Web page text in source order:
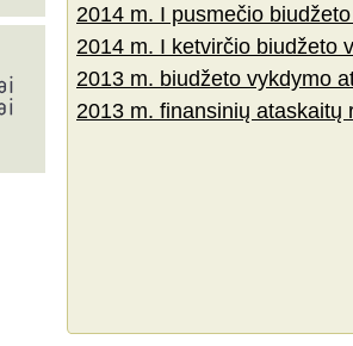
2014 m. I pusmečio
2014 m. I ketvirčio biudžeto
2013 m. biudžeto vykdymo
2013 m. finansinių ataskaitų